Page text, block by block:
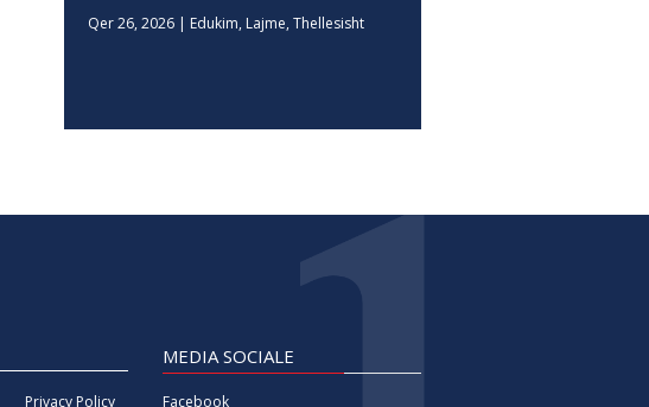
Qer 26, 2026 | Edukim, Lajme,Thellesisht
Privacy Policy
MEDIA SOCIALE
Facebook